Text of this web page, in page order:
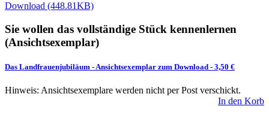
Download (448.81KB)
Sie wollen das vollständige Stück kennenlernen
(Ansichtsexemplar)
Das Landfrauenjubiläum - Ansichtsexemplar zum Download - 3,50 €
Hinweis: Ansichtsexemplare werden nicht per Post verschickt.
In den Korb